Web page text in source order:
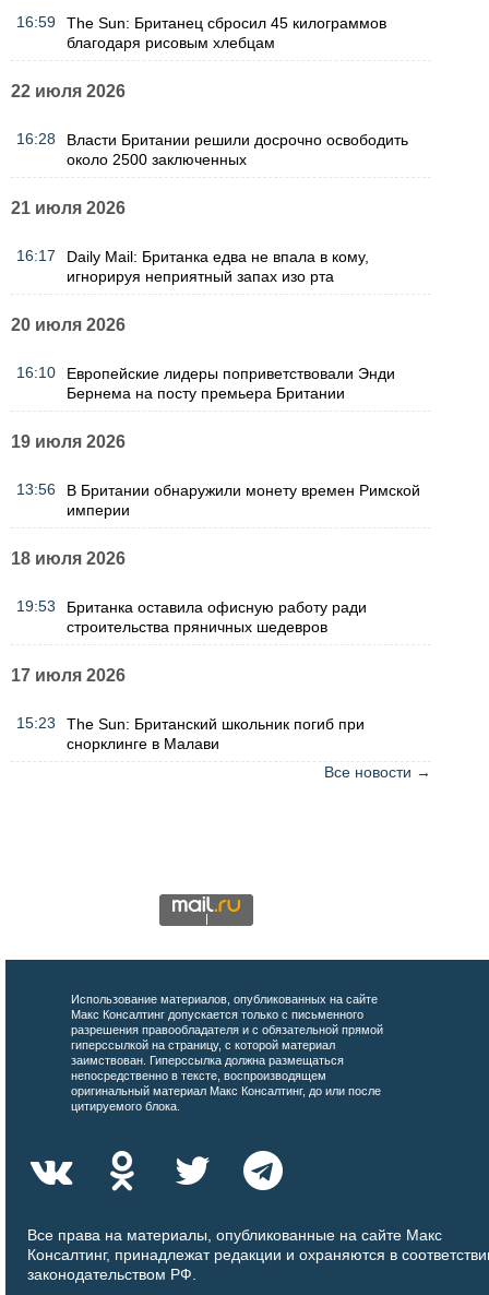
16:59
The Sun: Британец сбросил 45 килограммов
благодаря рисовым хлебцам
22 июля 2026
16:28
Власти Британии решили досрочно освободить
около 2500 заключенных
21 июля 2026
16:17
Daily Mail: Британка едва не впала в кому,
игнорируя неприятный запах изо рта
20 июля 2026
16:10
Европейские лидеры поприветствовали Энди
Бернема на посту премьера Британии
19 июля 2026
13:56
В Британии обнаружили монету времен Римской
империи
18 июля 2026
19:53
Британка оставила офисную работу ради
строительства пряничных шедевров
17 июля 2026
15:23
The Sun: Британский школьник погиб при
снорклинге в Малави
Все новости →
Использование материалов, опубликованных на сайте
Макс Консалтинг допускается только с письменного
разрешения правообладателя и с обязательной прямой
гиперссылкой на страницу, с которой материал
заимствован. Гиперссылка должна размещаться
непосредственно в тексте, воспроизводящем
оригинальный материал Макс Консалтинг, до или после
цитируемого блока.
Все права на материалы, опубликованные на сайте Макс
Консалтинг, принадлежат редакции и охраняются в
законодательством РФ.